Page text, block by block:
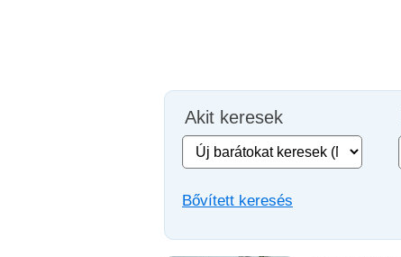
Akit keresek
Bővített keresés